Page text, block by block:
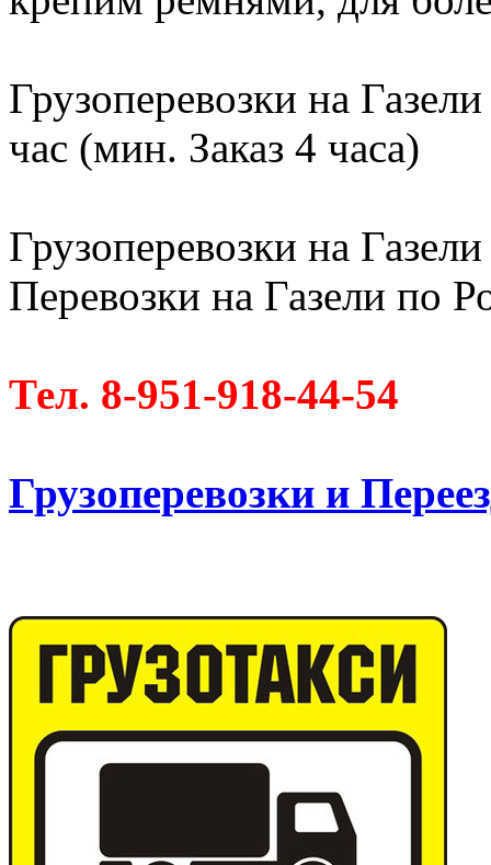
Грузоперевозки на
час (мин. Заказ 4 часа)
Грузоперевозки на
Перевозки на Газели по
Тел. 8-951-918-44-54
Грузоперевозки и